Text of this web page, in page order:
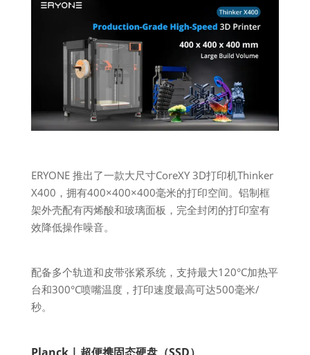
ERYONE 推出了一款大尺寸CoreXY 3D打印机Thinker
X400，拥有400×400×400毫米的打印空间。铝制框
架外壳配有丙烯酸和玻璃面板，完全封闭的打印室有
效降低操作噪音。
配备多个轨道和皮带张紧系统，支持最大120°C加热平
台和300°C喷嘴温度，打印速度最高可达500毫米/
秒。
Planck | 超便携固态硬盘（SSD）